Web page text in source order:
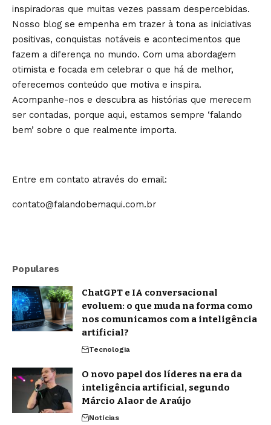
inspiradoras que muitas vezes passam despercebidas.
Nosso blog se empenha em trazer à tona as iniciativas
positivas, conquistas notáveis e acontecimentos que
fazem a diferença no mundo. Com uma abordagem
otimista e focada em celebrar o que há de melhor,
oferecemos conteúdo que motiva e inspira.
Acompanhe-nos e descubra as histórias que merecem
ser contadas, porque aqui, estamos sempre ‘falando
bem’ sobre o que realmente importa.
Entre em contato através do email:
contato@falandobemaqui.com.br
Populares
ChatGPT e IA conversacional
evoluem: o que muda na forma como
nos comunicamos com a inteligência
artificial?
Tecnologia
O novo papel dos líderes na era da
inteligência artificial, segundo
Márcio Alaor de Araújo
Notícias